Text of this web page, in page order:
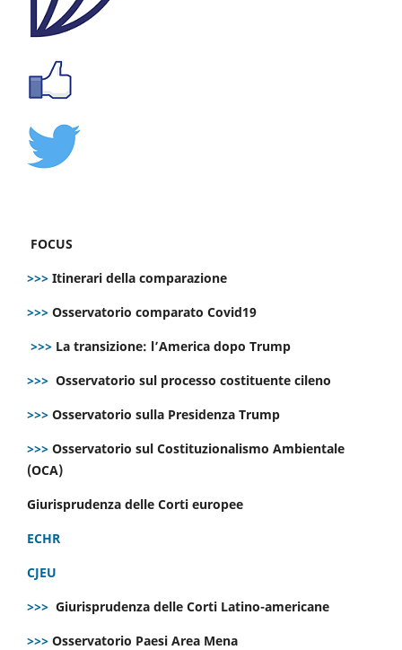
FOCUS
>>> Itinerari della comparazione
>>> Osservatorio comparato Covid19
>>> La transizione: l’America dopo Trump
>>> Osservatorio sul processo costituente cileno
>>> Osservatorio sulla Presidenza Trump
>>> Osservatorio sul Costituzionalismo Ambientale
(OCA)
Giurisprudenza delle Corti europee
ECHR
CJEU
>>> Giurisprudenza delle Corti Latino-americane
>>> Osservatorio Paesi Area Mena